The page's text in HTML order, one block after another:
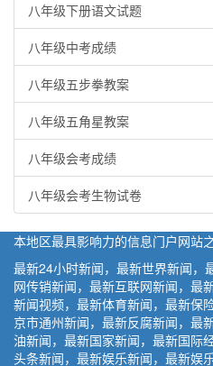
八年级下册语文试题
八年级中考成绩
八年级五步拳教案
八年级五角星教案
八年级会考成绩
八年级会考生物试卷
本地区最具影响力的信息门户网站
最新24小时新闻，最新世界新闻，
网传销新闻，最新互联网新闻，最
新闻视频，最新体育新闻，最新保
京市通州新闻，最新反腐新闻，最
油新闻，最新国家新闻，最新国际
头条新闻，最新娱乐新闻，最新娱